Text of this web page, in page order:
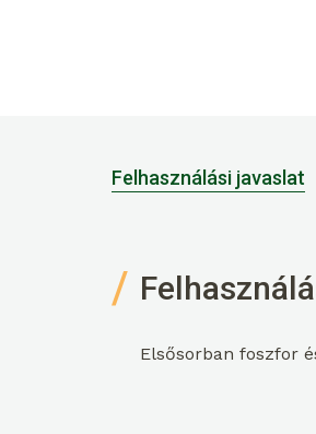
Felhasználási javaslat
Elsősorban foszfor